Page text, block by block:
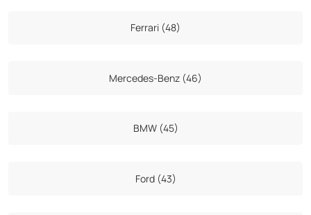
Ferrari (48)
Mercedes-Benz (46)
BMW (45)
Ford (43)